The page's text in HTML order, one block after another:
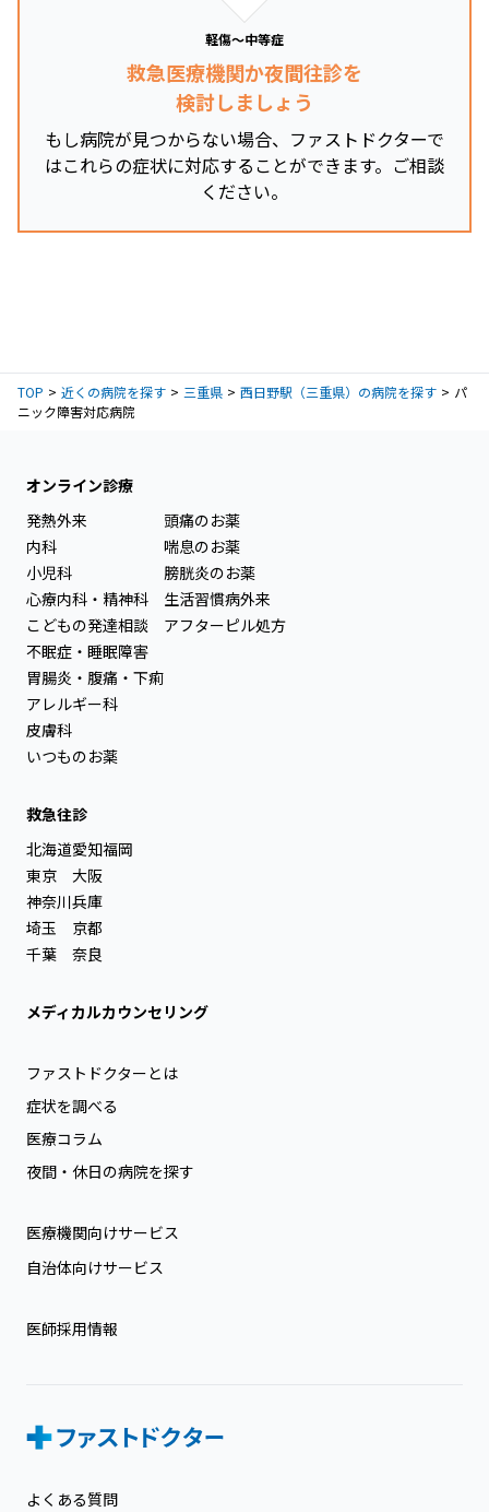
軽傷～中等症
救急医療機関か夜間往診を
検討しましょう
もし病院が見つからない場合、ファストドクターで
はこれらの症状に対応することができます。ご相談
ください。
TOP 近くの病院を探す 三重県 西日野駅（三重県）の病院を探す
パ
ニック障害対応病院
オンライン診療
発熱外来
内科
小児科
心療内科・精神科
こどもの発達相談
不眠症・睡眠障害
胃腸炎・腹痛・下痢
アレルギー科
皮膚科
いつものお薬
頭痛のお薬
喘息のお薬
膀胱炎のお薬
生活習慣病外来
アフターピル処方
救急往診
北海道
東京
神奈川
埼玉
千葉
愛知
大阪
兵庫
京都
奈良
福岡
メディカルカウンセリング
ファストドクターとは
症状を調べる
医療コラム
夜間・休日の病院を探す
医療機関向けサービス
自治体向けサービス
医師採用情報
よくある質問